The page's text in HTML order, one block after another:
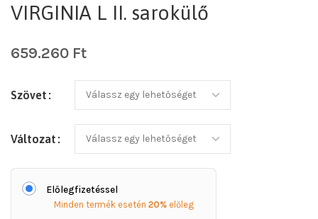
VIRGINIA L II. sarokülő
659.260 Ft
Szövet
Változat
Előlegfizetéssel
Minden termék esetén 20% előleg